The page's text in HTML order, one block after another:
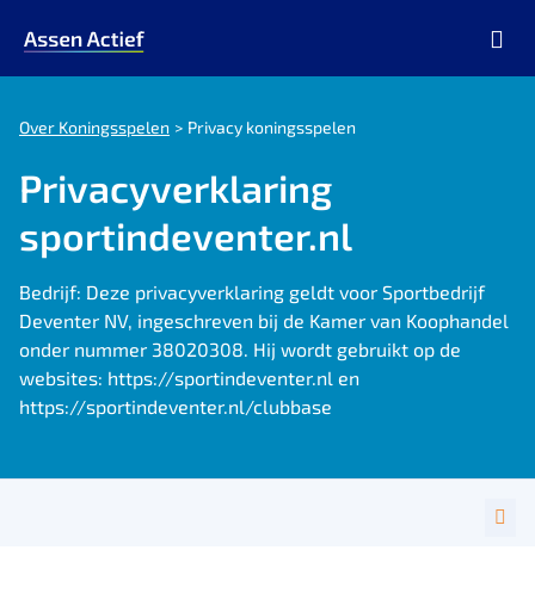
Over Koningsspelen Privacy koningsspelen
Privacyverklaring
sportindeventer.nl
Bedrijf: Deze privacyverklaring geldt voor Sportbedrijf
Deventer NV, ingeschreven bij de Kamer van Koophandel
onder nummer 38020308. Hij wordt gebruikt op de
websites: https://sportindeventer.nl en
https://sportindeventer.nl/clubbase